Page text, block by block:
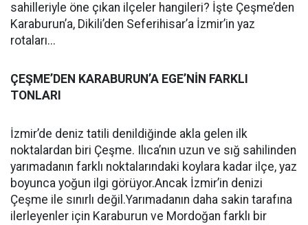
sahilleriyle öne çıkan ilçeler hangileri? İşte Çeşme’den
Karaburun’a, Dikili’den Seferihisar’a İzmir’in yaz
rotaları...
ÇEŞME’DEN KARABURUN’A EGE’NİN FARKLI
TONLARI
İzmir’de deniz tatili denildiğinde akla gelen ilk
noktalardan biri Çeşme. Ilıca’nın uzun ve sığ sahilinden
yarımadanın farklı noktalarındaki koylara kadar ilçe, yaz
boyunca yoğun ilgi görüyor.Ancak İzmir’in denizi
Çeşme ile sınırlı değil.Yarımadanın daha sakin tarafına
ilerleyenler için Karaburun ve Mordoğan farklı bir